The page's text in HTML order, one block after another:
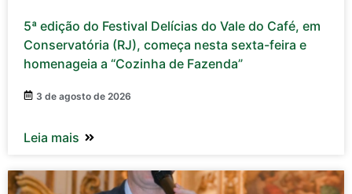
5ª edição do Festival Delícias do Vale do Café, em
Conservatória (RJ), começa nesta sexta-feira e
homenageia a “Cozinha de Fazenda”
3 de agosto de 2026
Leia mais